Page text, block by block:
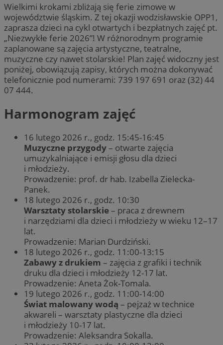
Wielkimi krokami zbliżają się ferie zimowe w
województwie śląskim. Z tej okazji wodzisławskie OPP1,
zaprasza dzieci na cykl otwartych i bezpłatnych zajęć pt.
„Niezwykłe ferie 2026”! W różnorodnym programie
zaplanowane są zajęcia artystyczne, teatralne,
muzyczne czy nawet stolarskie! Plan zajęć widoczny jest
poniżej, obowiązują zapisy, których można dokonywać
telefonicznie pod numerami: 739 197 691 oraz (32) 44
07 444.
Harmonogram zajęć
16 lutego 2026 r., godz. 15:45-16:45
Muzyczne przygody– otwarte zajęcia
umuzykalniające i emisji głosu dla dzieci
i młodzieży.
Prowadzenie: prof. dr hab. Izabella Zielecka-
Panek.
18 lutego 2026 r., godz. 10:30
Warsztaty stolarskie– praca z drewnem
i narzędziami dla dzieci i młodzieży w wieku 12–17
lat.
Prowadzenie: Marian Durdziński.
18 lutego 2026 r., godz. 11:00-13:15
Zabawy z drukiem – zajęcia z grafiki i technik
druku dla dzieci i młodzieży 12-17 lat.
Prowadzenie: Aneta Żok-Tomala.
19 lutego 2026 r., godz. 11:00-14:00
Świat malowany wodą – pejzaż w technice
akwareli – warsztaty plastyczne dla dzieci
i młodzieży 10-17 lat.
Prowadzenie: Aleksandra Sokalla.